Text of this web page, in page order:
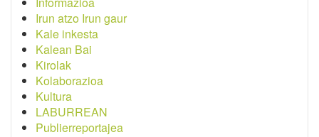
Irun atzo Irun gaur
Kale inkesta
Kalean Bai
Kirolak
Kolaborazioa
Kultura
LABURREAN
Publierreportajea